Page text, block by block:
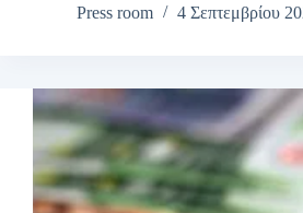
Press room
4 Σεπτεμβρίου